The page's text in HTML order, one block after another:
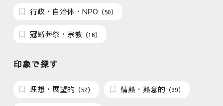
行政・自治体・NPO （50）
冠婚葬祭・宗教 （16）
印象で探す
理想・展望的 （52） 情熱・熱意的 （99）